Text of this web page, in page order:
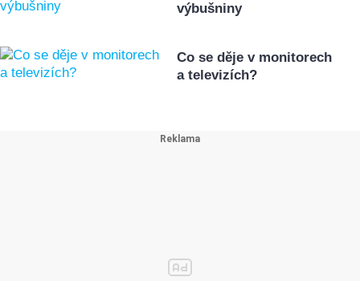
výbušniny
Co se děje v monitorech
a televizích?